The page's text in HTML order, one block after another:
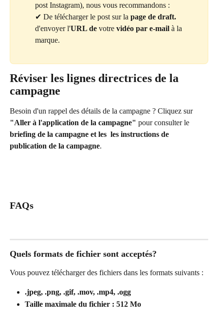
post Instagram), nous vous recommandons :
✔ De télécharger le post sur la page de draft.
d'envoyer l'URL de votre vidéo par e-mail à la
marque.
Réviser les lignes directrices de la
campagne
Besoin d'un rappel des détails de la campagne ? Cliquez sur
"Aller à l'application de la campagne" pour consulter le
briefing de la campagne et les les instructions de
publication de la campagne.
FAQs
Quels formats de fichier sont acceptés?
Vous pouvez télécharger des fichiers dans les formats suivants :
.jpeg, .png, .gif, .mov, .mp4, .ogg
Taille maximale du fichier : 512 Mo